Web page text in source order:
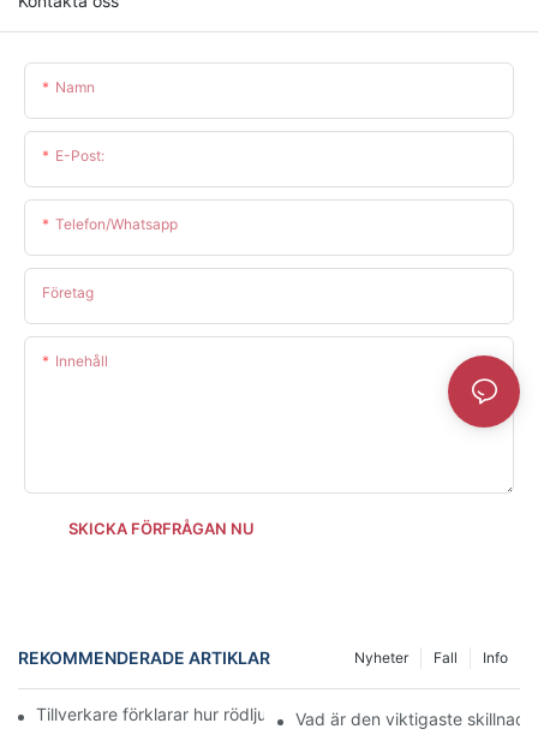
Namn
E-Post:
Telefon/whatsapp
Företag
Innehåll
SKICKA FÖRFRÅGAN NU
REKOMMENDERADE ARTIKLAR Info
Fall
Nyheter
Tillverkare förklarar hur rödljusterapi förbättrar hudens hälsa
Vad är den viktigaste